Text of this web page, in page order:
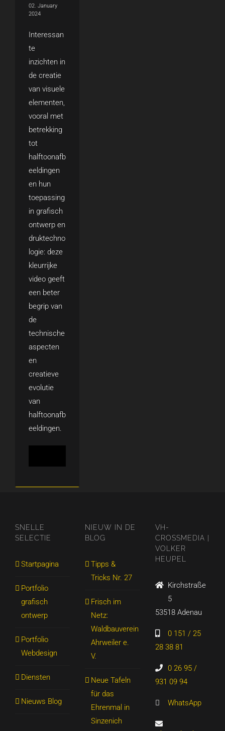
02. January
2024
Interessan
te
inzichten in
de creatie
van visuele
elementen,
vooral met
betrekking
tot
halftoonafb
eeldingen
en hun
toepassing
in grafisch
ontwerp en
druktechno
logie: deze
kleurrijke
video geeft
een beter
begrip van
de
technische
aspecten
en
creatieve
evolutie
van
halftoonafb
eeldingen.
SNELLE
SELECTIE
Startpagina
Portfolio
grafisch
ontwerp
Portfolio
Webdesign
Diensten
Nieuws Blog
NIEUW IN DE
BLOG
Tipps &
Tricks Nr. 27
Frisch im
Netz:
Waldbauverein
Ahrweiler e.
V.
Neue Tafeln
für das
Ehrenmal in
Sinzenich
VH-
CROSSMEDIA |
VOLKER
HEUPEL
Kirchstraße
5
53518 Adenau
0 151 / 25
28 38 81
0 26 95 /
931 09 94
WhatsApp